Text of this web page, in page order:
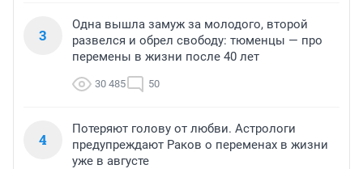
3
Одна вышла замуж за молодого, второй
развелся и обрел свободу: тюменцы — про
перемены в жизни после 40 лет
30 485 50
4
Потеряют голову от любви. Астрологи
предупреждают Раков о переменах в жизни
уже в августе